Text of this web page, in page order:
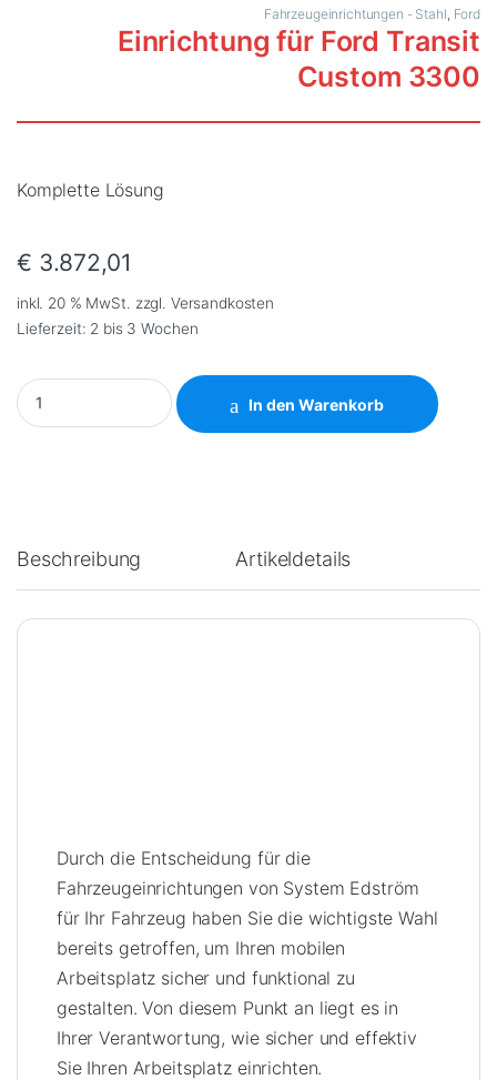
Fahrzeugeinrichtungen - Stahl, Ford
Einrichtung für Ford Transit
Custom 3300
Komplette Lösung
€ 3.872,01
inkl. 20 % MwSt. zzgl. Versandkosten
Lieferzeit: 2 bis 3 Wochen
Einrichtung für Ford Transit Custom 3300 quantity
In den Warenkorb
Beschreibung Artikeldetails
Durch die Entscheidung für die
Fahrzeugeinrichtungen von System Edström
für Ihr Fahrzeug haben Sie die wichtigste Wahl
bereits getroffen, um Ihren mobilen
Arbeitsplatz sicher und funktional zu
gestalten. Von diesem Punkt an liegt es in
Ihrer Verantwortung, wie sicher und effektiv
Sie Ihren Arbeitsplatz einrichten.